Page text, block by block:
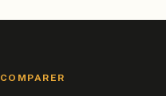
COMPARER